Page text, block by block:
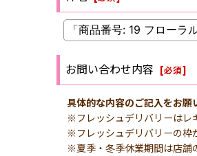
お問い合わせ内容 [必須]
具体的な内容のご記入をお願
※フレッシュデリバリーはレ
※フレッシュデリバリーの枠
※夏季・冬季休業期間は店舗